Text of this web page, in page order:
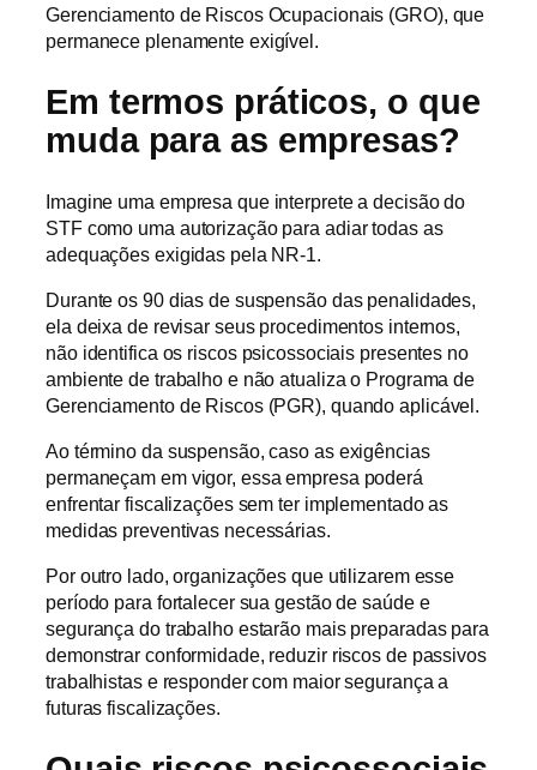
Gerenciamento de Riscos Ocupacionais (GRO), que
permanece plenamente exigível.
Em termos práticos, o que
muda para as empresas?
Imagine uma empresa que interprete a decisão do
STF como uma autorização para adiar todas as
adequações exigidas pela NR-1.
Durante os 90 dias de suspensão das penalidades,
ela deixa de revisar seus procedimentos internos,
não identifica os riscos psicossociais presentes no
ambiente de trabalho e não atualiza o Programa de
Gerenciamento de Riscos (PGR), quando aplicável.
Ao término da suspensão, caso as exigências
permaneçam em vigor, essa empresa poderá
enfrentar fiscalizações sem ter implementado as
medidas preventivas necessárias.
Por outro lado, organizações que utilizarem esse
período para fortalecer sua gestão de saúde e
segurança do trabalho estarão mais preparadas para
demonstrar conformidade, reduzir riscos de passivos
trabalhistas e responder com maior segurança a
futuras fiscalizações.